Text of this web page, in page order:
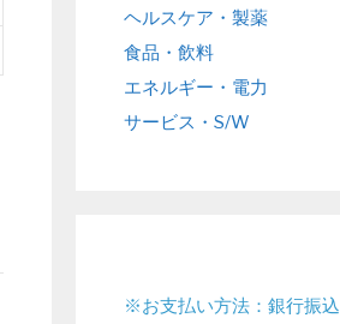
ヘルスケア・製薬
食品・飲料
エネルギー・電力
サービス・S/W
※お支払い方法：銀行振込